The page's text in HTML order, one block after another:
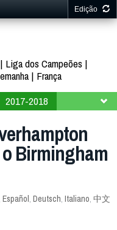
Edição
Liga dos Campeões
França
2017-2018
Birmingham
Español, Deutsch, Italiano, 中文